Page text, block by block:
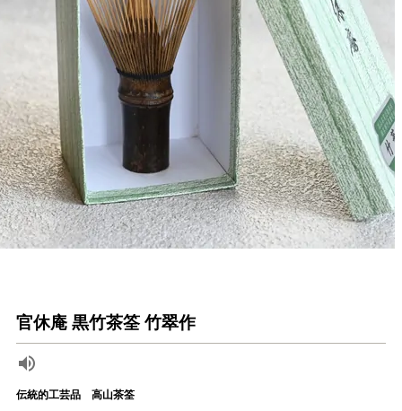
官休庵 黒竹茶筌 竹翠作
伝統的工芸品 高山茶筌